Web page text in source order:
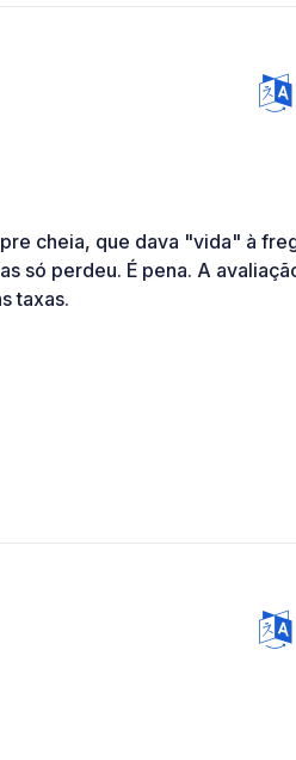
cheia, que dava "vida" à
só perdeu. É pena. A
taxas.